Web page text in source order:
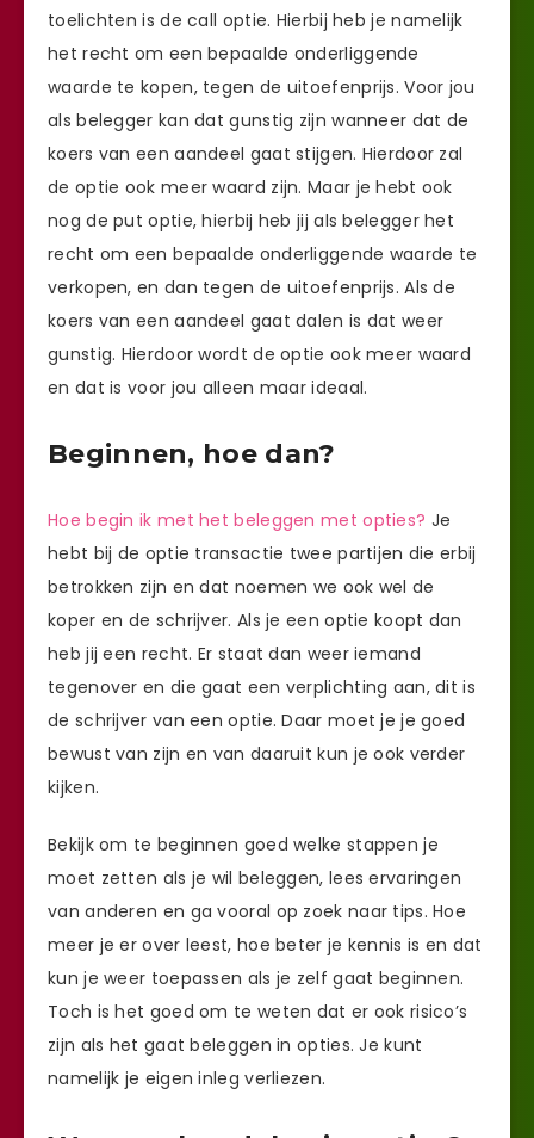
toelichten is de call optie. Hierbij heb je namelijk
het recht om een bepaalde onderliggende
waarde te kopen, tegen de uitoefenprijs. Voor jou
als belegger kan dat gunstig zijn wanneer dat de
koers van een aandeel gaat stijgen. Hierdoor zal
de optie ook meer waard zijn. Maar je hebt ook
nog de put optie, hierbij heb jij als belegger het
recht om een bepaalde onderliggende waarde te
verkopen, en dan tegen de uitoefenprijs. Als de
koers van een aandeel gaat dalen is dat weer
gunstig. Hierdoor wordt de optie ook meer waard
en dat is voor jou alleen maar ideaal.
Beginnen, hoe dan?
Hoe begin ik met het beleggen met opties? Je
hebt bij de optie transactie twee partijen die erbij
betrokken zijn en dat noemen we ook wel de
koper en de schrijver. Als je een optie koopt dan
heb jij een recht. Er staat dan weer iemand
tegenover en die gaat een verplichting aan, dit is
de schrijver van een optie. Daar moet je je goed
bewust van zijn en van daaruit kun je ook verder
kijken.
Bekijk om te beginnen goed welke stappen je
moet zetten als je wil beleggen, lees ervaringen
van anderen en ga vooral op zoek naar tips. Hoe
meer je er over leest, hoe beter je kennis is en dat
kun je weer toepassen als je zelf gaat beginnen.
Toch is het goed om te weten dat er ook risico’s
zijn als het gaat beleggen in opties. Je kunt
namelijk je eigen inleg verliezen.